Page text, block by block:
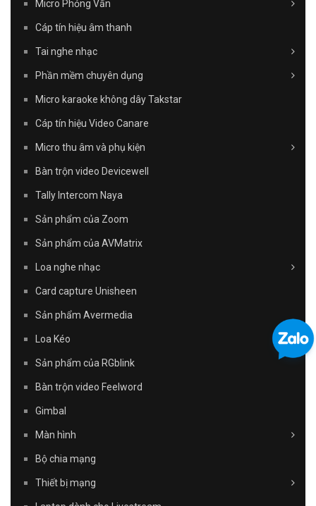
Micro Phỏng Vấn
Cáp tín hiệu âm thanh
Tai nghe nhạc
Phần mềm chuyên dụng
Micro karaoke không dây Takstar
Cáp tín hiệu Video Canare
Micro thu âm và phụ kiện
Bàn trộn video Devicewell
Tally Intercom Naya
Sản phẩm của Zoom
Sản phẩm của AVMatrix
Loa nghe nhạc
Card capture Unisheen
Sản phẩm Avermedia
Loa Kéo
Sản phẩm của RGblink
Bàn trộn video Feelword
Gimbal
Màn hình
Bộ chia mạng
Thiết bị mạng